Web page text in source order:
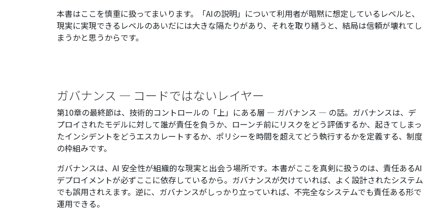
本書はここを慎重に扱ってまいります。「AIの説明」について利用者が暗黙に想定しているレベルと、
現実に実現できるレベルのあいだには大きな隔たりがあり、それを取り繕うと、結局は信頼が壊れてし
まうかと思うからです。
ガバナンス — コードではないレイヤー
第10章の最終節は、技術的コントロールの「上」にある層 — ガバナンス — の話。ガバナンスは、デ
プロイされたモデルに対して誰が責任を負うか、ローンチ前にリスクをどう評価するか、起きてしまっ
たインシデントをどうエスカレートするか、ポリシーを時間を超えてどう執行するかを定義する、制度
の枠組みです。
ガバナンスは、AI 安全性が組織的な現実と出会う場所です。本書がここを真剣に扱うのは、責任あるAI
デプロイメントが必ずここに依存しているから。ガバナンスが欠けていれば、よく設計されたシステム
でも誤用されえます。逆に、ガバナンスがしっかり立っていれば、不完全なシステムでも責任ある形で
運用できる。